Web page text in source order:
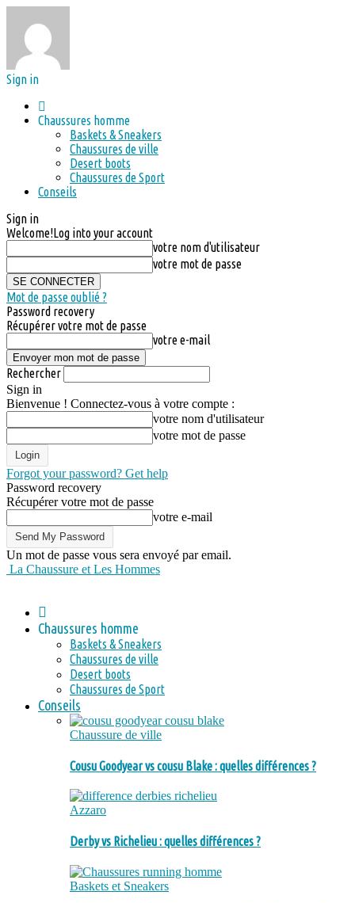
Sign in
Chaussures homme
Baskets & Sneakers
Chaussures de ville
Desert boots
Chaussures de Sport
Conseils
Sign in
Welcome!Log into your account
votre nom d'utilisateur
votre mot de passe
Mot de passe oublié ?
Password recovery
Récupérer votre mot de passe
votre e-mail
Rechercher
Sign in
Bienvenue ! Connectez-vous à votre compte :
votre nom d'utilisateur
votre mot de passe
Forgot your password? Get help
Password recovery
Récupérer votre mot de passe
votre e-mail
Un mot de passe vous sera envoyé par email.
La Chaussure et Les Hommes
Chaussures homme
Baskets & Sneakers
Chaussures de ville
Desert boots
Chaussures de Sport
Conseils
Chaussure de ville
Cousu Goodyear vs cousu Blake : quelles différences ?
Azzaro
Derby vs Richelieu : quelles différences ?
Baskets et Sneakers